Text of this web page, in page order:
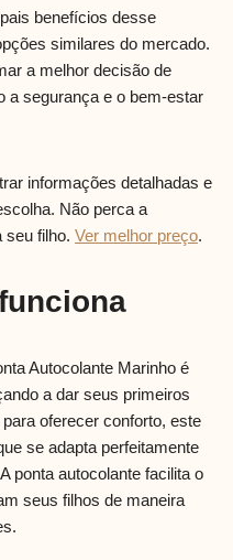
benefícios desse
similares do mercado.
a melhor decisão de
a segurança e o bem-estar
informações detalhadas e
Não perca a
seu filho. Ver melhor preço.
Autocolante Marinho é
a dar seus primeiros
oferecer conforto, este
se adapta perfeitamente
ponta autocolante facilita o
seus filhos de maneira